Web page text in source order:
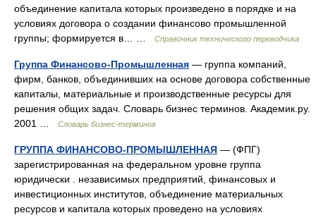
объединение капитала которых произведено в порядке и на
условиях договора о создании финансово промышленной
группы; формируется в… …
Справочник технического переводчика
Группа Финансово-Промышленная — группа компаний,
фирм, банков, объединивших на основе договора собственные
капиталы, материальные и производственные ресурсы для
решения общих задач. Словарь бизнес терминов. Академик.ру.
2001 …
Словарь бизнес-терминов
ГРУППА ФИНАНСОВО-ПРОМЫШЛЕННАЯ — (ФПГ)
зарегистрированная на федеральном уровне группа
юридически . независимых предприятий, финансовых и
инвестиционных институтов, объединение материальных
ресурсов и капитала которых проведено на условиях